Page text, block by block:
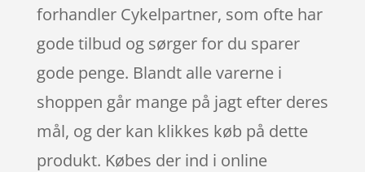
forhandler Cykelpartner, som ofte har
gode tilbud og sørger for du sparer
gode penge. Blandt alle varerne i
shoppen går mange på jagt efter deres
mål, og der kan klikkes køb på dette
produkt. Købes der ind i online